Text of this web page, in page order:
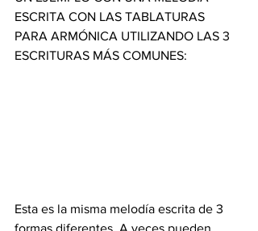
ESCRITA CON LAS TABLATURAS
PARA ARMÓNICA UTILIZANDO LAS 3
ESCRITURAS MÁS COMUNES:
Esta es la misma melodía escrita de 3
formas diferentes. A veces pueden